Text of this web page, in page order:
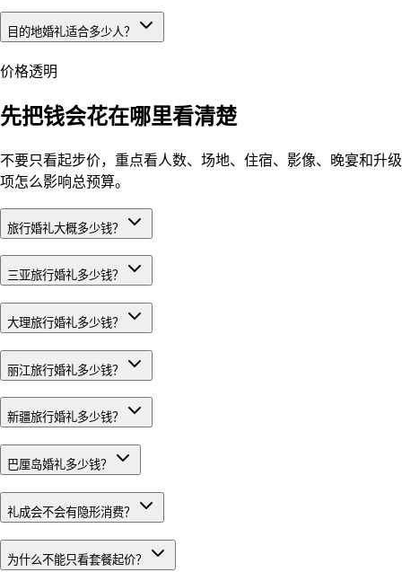
目的地婚礼适合多少人？
价格透明
先把钱会花在哪里看清楚
不要只看起步价，重点看人数、场地、住宿、影像、晚宴和升级
项怎么影响总预算。
旅行婚礼大概多少钱？
三亚旅行婚礼多少钱？
大理旅行婚礼多少钱？
丽江旅行婚礼多少钱？
新疆旅行婚礼多少钱？
巴厘岛婚礼多少钱？
礼成会不会有隐形消费？
为什么不能只看套餐起价？